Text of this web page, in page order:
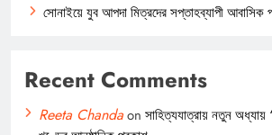
সোনাইয়ে যুব আপদা মিত্রদের সপ্তাহব্যাপী আবাসিক
Recent Comments
Reeta Chandaon সাহিত্যযাত্রায় নতুন অধ্যায়